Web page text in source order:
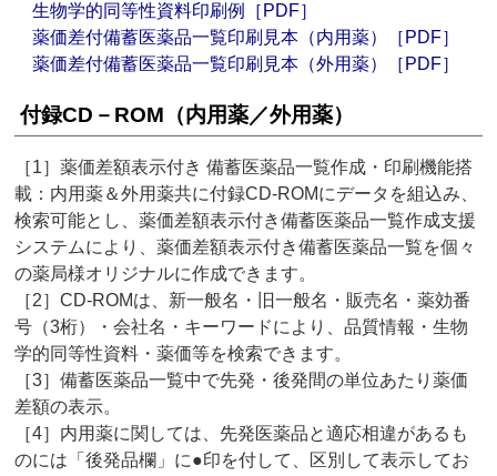
生物学的同等性資料印刷例［PDF］
薬価差付備蓄医薬品一覧印刷見本（内用薬）［PDF］
薬価差付備蓄医薬品一覧印刷見本（外用薬）［PDF］
付録CD－ROM（内用薬／外用薬）
［1］薬価差額表示付き 備蓄医薬品一覧作成・印刷機能搭
載：内用薬＆外用薬共に付録CD-ROMにデータを組込み、
検索可能とし、薬価差額表示付き備蓄医薬品一覧作成支援
システムにより、薬価差額表示付き備蓄医薬品一覧を個々
の薬局様オリジナルに作成できます。
［2］CD-ROMは、新一般名・旧一般名・販売名・薬効番
号（3桁）・会社名・キーワードにより、品質情報・生物
学的同等性資料・薬価等を検索できます。
［3］備蓄医薬品一覧中で先発・後発間の単位あたり薬価
差額の表示。
［4］内用薬に関しては、先発医薬品と適応相違があるも
のには「後発品欄」に●印を付して、区別して表示してお